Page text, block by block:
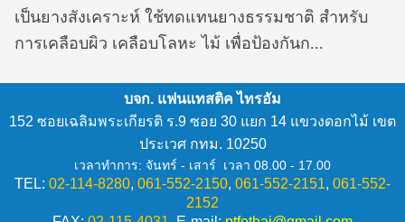
เป็นยางสังเคราะห์ ใช้ทดแทนยางธรรมชาติ สำหรับ
การเคลือบผิว เคลือบโลหะ ไม้ เพื่อป้องกันก...
บจก. แฟนแทสติค ไทรอัม
152 ซอยเฉลิมพระเกียรติ ร.9 ซอย 30 แยก 14 แขวงดอกไม้ เขต
ประเวศ กทม. 10250
เวลาทำการ: จันทร์ - เสาร์ เวลา 08.00 - 17.00
TEL: 02-114-8280, 061-552-2150, 061-552-2151, 061-552-
2152